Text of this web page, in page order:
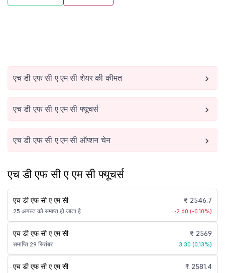
एच डी एफ सी ए एम सी शेयर की कीमत
एच डी एफ सी ए एम सी फ्यूचर्स
एच डी एफ सी ए एम सी ऑप्शन चेन
एच डी एफ सी ए एम सी फ्यूचर्स
एच डी एफ सी ए एम सी
25 अगस्त को समाप्त हो जाता है
₹ 2546.7
-2.60 (-0.10%)
एच डी एफ सी ए एम सी
समाप्ति 29 सितंबर
₹ 2569
3.30 (0.13%)
एच डी एफ सी ए एम सी ₹ 2581.4